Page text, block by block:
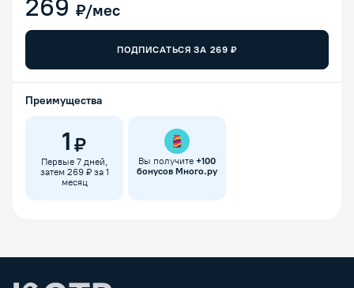
269 ₽/мес
ПОДПИСАТЬСЯ ЗА 269 ₽
Преимущества
1 ₽
Первые 7 дней,
затем 269 ₽ за 1
месяц
Вы получите +100
бонусов Много.ру